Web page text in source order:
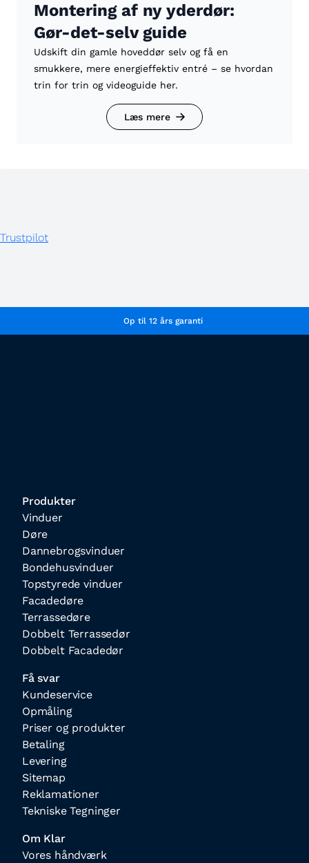
Montering af ny yderdør:
Gør-det-selv guide
Udskift din gamle hoveddør selv og få en
smukkere, mere energieffektiv entré – se hvordan
trin for trin og videoguide her.
Læs mere
Trustpilot
Op til 12 års garanti
Produkter
Vinduer
Døre
Dannebrogsvinduer
Bondehusvinduer
Topstyrede vinduer
Facadedøre
Terrassedøre
Dobbelt Terrassedør
Dobbelt Facadedør
Få svar
Kundeservice
Opmåling
Priser og produkter
Betaling
Levering
Sitemap
Reklamationer
Tekniske Tegninger
Om Klar
Vores håndværk